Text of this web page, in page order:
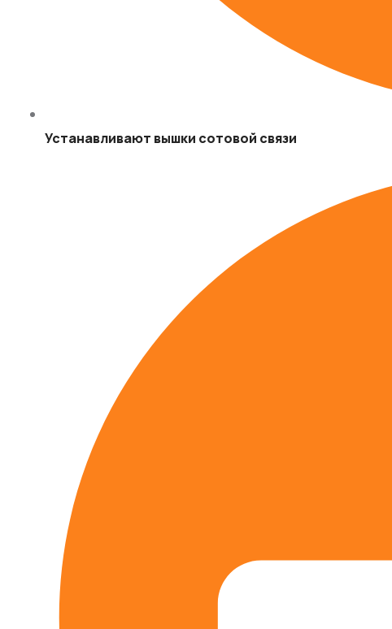
Устанавливают вышки сотовой связи